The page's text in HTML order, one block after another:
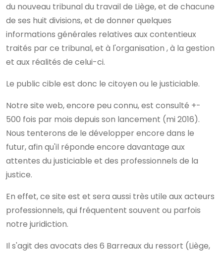
du nouveau tribunal du travail de Liège, et de chacune
de ses huit divisions, et de donner quelques
informations générales relatives aux contentieux
traités par ce tribunal, et à l'organisation , à la gestion
et aux réalités de celui-ci.
Le public cible est donc le citoyen ou le justiciable.
Notre site web, encore peu connu, est consulté +-
500 fois par mois depuis son lancement (mi 2016).
Nous tenterons de le développer encore dans le
futur, afin qu'il réponde encore davantage aux
attentes du justiciable et des professionnels de la
justice.
En effet, ce site est et sera aussi très utile aux acteurs
professionnels, qui fréquentent souvent ou parfois
notre juridiction.
Il s'agit des avocats des 6 Barreaux du ressort (Liège,